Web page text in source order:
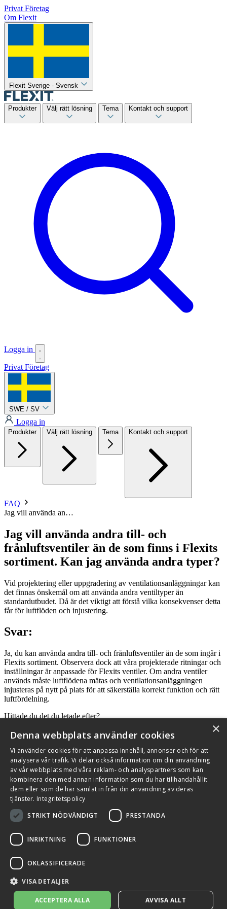
Privat Företag
Om Flexit
Flexit Sverige - Svensk
Produkter Välj rätt lösning Tema Kontakt och support
Logga in
Privat Företag
SWE / SV
Logga in
Produkter Välj rätt lösning Tema Kontakt och support
FAQ
Jag vill använda an…
Jag vill använda andra till- och
frånluftsventiler än de som finns i Flexits
sortiment. Kan jag använda andra typer?
Vid projektering eller uppgradering av ventilationsanläggningar kan
det finnas önskemål om att använda andra ventiltyper än
standardutbudet. Då är det viktigt att förstå vilka konsekvenser detta
får för luftflöden och injustering.
Svar:
Ja, du kan använda andra till- och frånluftsventiler än de som ingår i
Flexits sortiment. Observera dock att våra projekterade ritningar och
inställningar är anpassade för Flexits ventiler. Om andra ventiler
används måste luftflödena mätas och ventilationsanläggningen
injusteras på nytt på plats för att säkerställa korrekt funktion och rätt
luftfördelning.
Hittade du det du letade efter?
Källhultsvängen 5B, 672 41 Töcksfors
Se i Google Maps ↗
Kundservice
+46 (0)10 209 86 00
Kontakta oss Kontakt och support Sök återförsäljare
Integritetspolicy och cookies
Qnister Visselblåsningsfunktion
© 2026 Flexit AB. Alla rättigheter förbehållna
Miljö och kvalitetssäkring
×
Denna webbplats använder cookies
Vi använder cookies för att anpassa innehåll, annonser och för att
analysera vår trafik. Vi delar också information om din användning
av vår webbplats med våra reklam- och analyspartners som kan
kombinera den med annan information som du har tillhandahållit
dem eller som de har samlat in från din användning av deras
tjänster. Integritetspolicy
STRIKT NÖDVÄNDIGT
PRESTANDA
INRIKTNING FUNKTIONER
OKLASSIFICERADE
VISA DETALJER
ACCEPTERA ALLA AVVISA ALLT